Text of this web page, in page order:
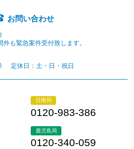
お問い合わせ
も緊急案件受付致します。
定休日：土・日・祝日
日南局
0120-983-386
鹿児島局
0120-340-059